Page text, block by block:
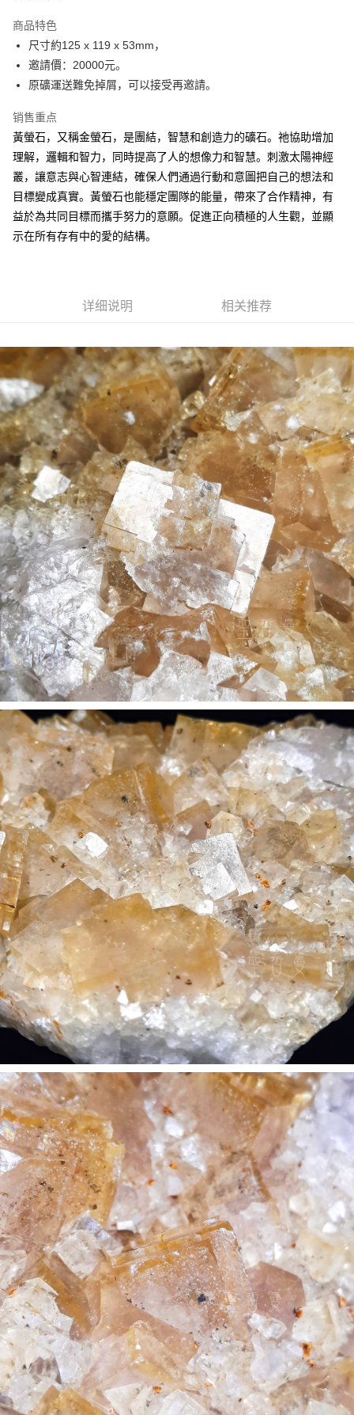
Apple Pay
街口支付
ATM付款
全家取貨付款
每笔NT$80，满NT$3,000(含以上)免运费
7-11取貨付款
郵局幫你送（離島）
每笔NT$80，满NT$3,000(含以上)免运费
付款後門市自取
免运费
商品特色
⁡尺寸約125 x 119 x 53mm，
邀請價：20000元。
原礦運送難免掉屑，可以接受再邀請。
销售重点
黃螢石，又稱金螢石，是團結，智慧和創造力的礦石。祂協助增加
理解，邏輯和智力，同時提高了人的想像力和智慧。刺激太陽神經
叢，讓意志與心智連結，確保人們通過行動和意圖把自己的想法和
目標變成真實。黃螢石也能穩定團隊的能量，帶來了合作精神，有
益於為共同目標而攜手努力的意願。促進正向積極的人生觀，並顯
示在所有存有中的愛的結構。
详细说明 相关推荐